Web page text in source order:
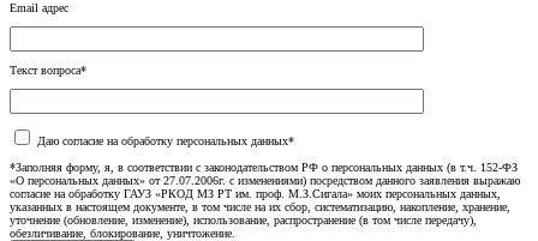
Email адрес
Текст вопроса*
Даю согласие на обработку персональных данных*
*Заполняя форму, я, в соответствии с законодательством РФ о персональных данных (в т.ч. 152-ФЗ
«О персональных данных» от 27.07.2006г. с изменениями) посредством данного заявления выражаю
согласие на обработку ГАУЗ «РКОД МЗ РТ им. проф. М.З.Сигала» моих персональных данных,
указанных в настоящем документе, в том числе на их сбор, систематизацию, накопление, хранение,
уточнение (обновление, изменение), использование, распространение (в том числе передачу),
обезличивание, блокирование, уничтожение.